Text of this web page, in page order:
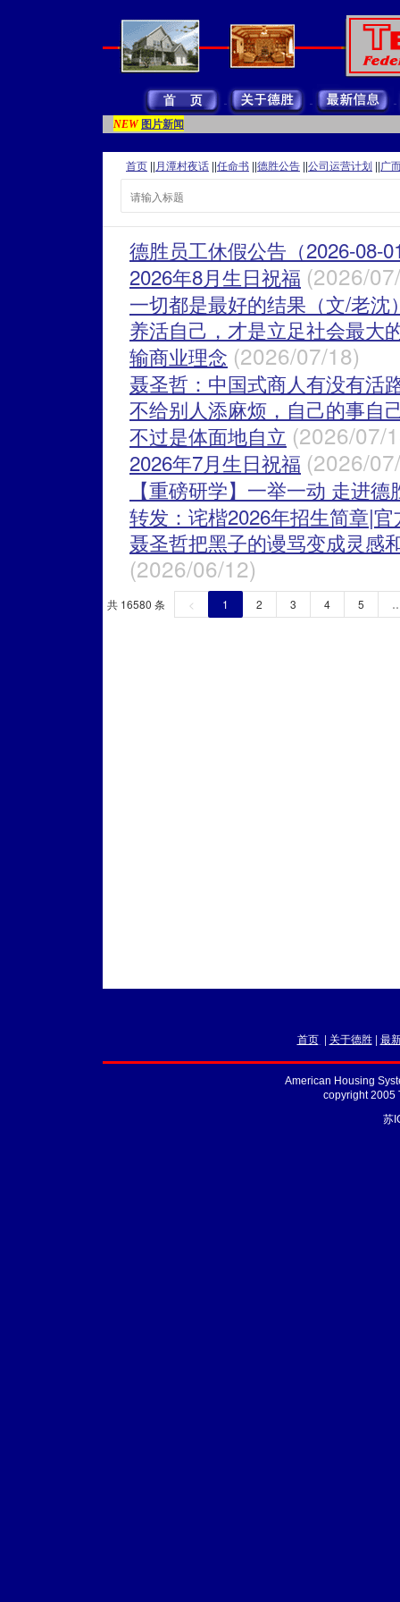
NEW 图片新闻
首页 ||月潭村夜话 ||任命书 ||德胜公告 ||公司运营计划 ||广
德胜员工休假公告（2026-08-
2026年8月生日祝福 (2026/
一切都是最好的结果（文/老沈
养活自己，才是立足社会最
输商业理念 (2026/07/18)
聂圣哲：中国式商人有没有活
不给别人添麻烦，自己的事
不过是体面地自立 (2026/07/
2026年7月生日祝福 (2026/
【重磅研学】一举一动 走进德
转发：诧楷2026年招生简章|
聂圣哲把黑子的谩骂变成灵感
(2026/06/12)
共 16580 条 < 1 2 3 4 5
首页 | 关于德胜| 最
American Housing
copyright 2005
苏